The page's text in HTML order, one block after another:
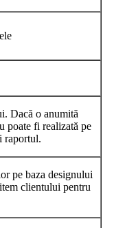
Dacă o anumită
poate fi realizată pe
raportul.
pe baza designului
clientului pentru